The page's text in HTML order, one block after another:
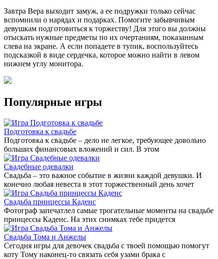
Завтра Вера выходит замуж, а ее подружки только сейчас
вспомнили о нарядах и подарках. Помогите забывчивым
девушкам подготовиться к торжеству! Для этого вы должны
отыскать нужные предметы по их очертаниям, показанным
слева на экране. А если попадете в тупик, воспользуйтесь
подсказкой в виде сердечка, которое можно найти в левом
нижнем углу монитора.
Популярные игры
Подготовка к свадьбе
Подготовка к свадьбе – дело не легкое, требующее довольно
больших финансовых вложений и сил. В этом
Свадебные одевалки
Свадьба – это важное событие в жизни каждой девушки. И
конечно любая невеста в этот торжественный день хочет
Свадьба принцессы Каденс
Фотограф запечатлел самые трогательные моменты на свадьбе
принцессы Каденс. На этих снимках тебе придется
Свадьба Тома и Анжелы
Сегодня игры для девочек свадьба с твоей помощью помогут
коту Тому наконец-то связать себя узами брака с